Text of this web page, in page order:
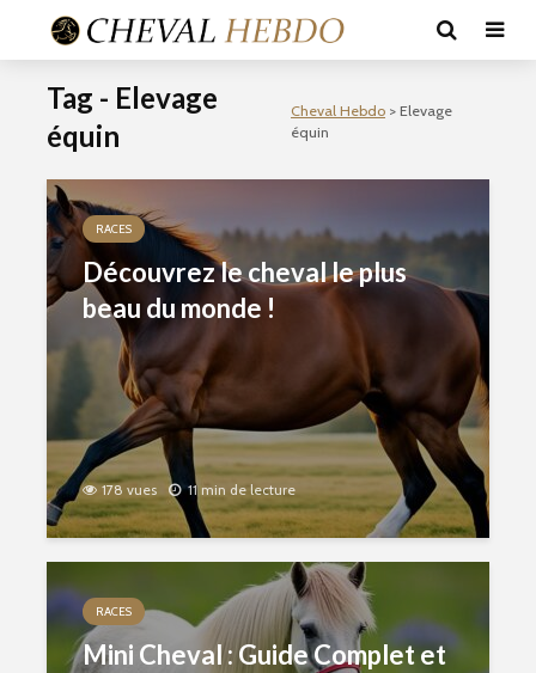
Tag - Elevage
équin
Cheval Hebdo >Elevage
équin
RACES
Découvrez le cheval le plus
beau du monde !
178 vues 11 min de lecture
RACES
Mini Cheval : Guide Complet et